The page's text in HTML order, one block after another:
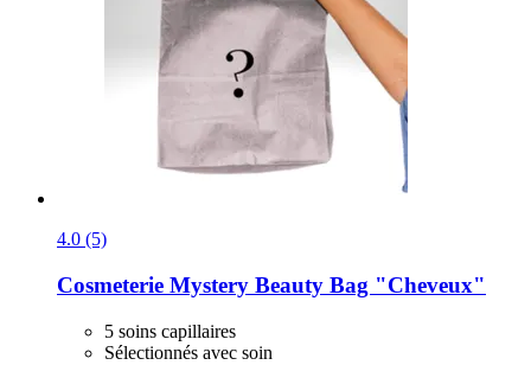
4.0 (5)
Cosmeterie Mystery Beauty Bag "Cheveux"
5 soins capillaires
Sélectionnés avec soin